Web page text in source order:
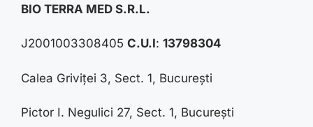
BIO TERRA MED S.R.L.
J2001003308405 C.U.I: 13798304
Calea Griviței 3, Sect. 1, București
Pictor I. Negulici 27, Sect. 1, București